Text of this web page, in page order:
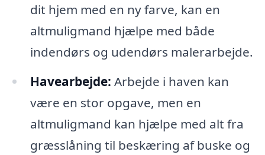
dit hjem med en ny farve, kan en
altmuligmand hjælpe med både
indendørs og udendørs malerarbejde.
Havearbejde: Arbejde i haven kan
være en stor opgave, men en
altmuligmand kan hjælpe med alt fra
græsslåning til beskæring af buske og